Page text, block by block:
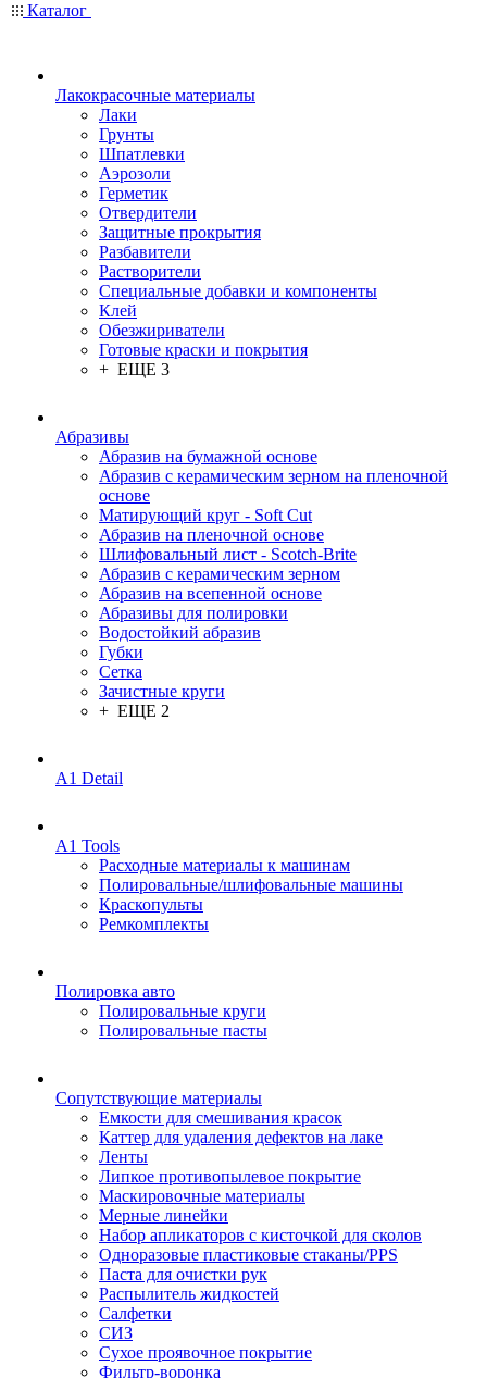
Каталог
Лакокрасочные материалы
Лаки
Грунты
Шпатлевки
Аэрозоли
Герметик
Отвердители
Защитные прокрытия
Разбавители
Растворители
Специальные добавки и компоненты
Клей
Обезжириватели
Готовые краски и покрытия
+ ЕЩЕ 3
Абразивы
Абразив на бумажной основе
Абразив с керамическим зерном на пленочной
основе
Матирующий круг - Soft Cut
Абразив на пленочной основе
Шлифовальный лист - Scotch-Brite
Абразив с керамическим зерном
Абразив на всепенной основе
Абразивы для полировки
Водостойкий абразив
Губки
Сетка
Зачистные круги
+ ЕЩЕ 2
A1 Detail
A1 Tools
Расходные материалы к машинам
Полировальные/шлифовальные машины
Краскопульты
Ремкомплекты
Полировка авто
Полировальные круги
Полировальные пасты
Сопутствующие материалы
Емкости для смешивания красок
Каттер для удаления дефектов на лаке
Ленты
Липкое противопылевое покрытие
Маскировочные материалы
Мерные линейки
Набор апликаторов с кисточкой для сколов
Одноразовые пластиковые стаканы/PPS
Паста для очистки рук
Распылитель жидкостей
Салфетки
СИЗ
Сухое проявочное покрытие
Фильтр-воронка